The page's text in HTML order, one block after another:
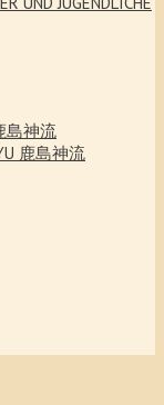
島神流
鹿島神流